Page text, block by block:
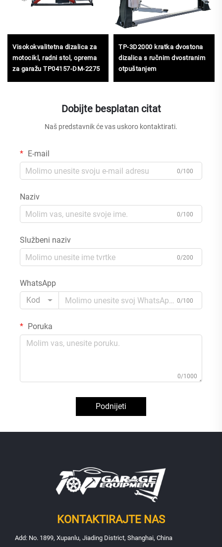
Visokokvalitetna dizalica za
motocikl, radni stol, oprema
za garažu TP04157-DM-2275
TP-3D2000 kratka dvostona
dizalica s ručnim dvostranim
otpuštanjem
Dobijte besplatan citat
Naš predstavnik će vas uskoro kontaktirati.
E-mail
0/100
Naziv
0/100
Službeni naziv
0/200
WhatsApp
Kod
0/100
Poruka
0/1000
Podnijeti
KONTAKTIRAJTE NAS
Add: No. 1899, Xupanlu, Jiading District, Shanghai, China